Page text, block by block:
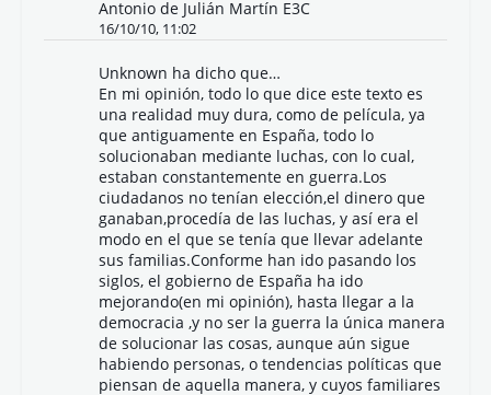
Antonio de Julián Martín E3C
16/10/10, 11:02
Unknown ha dicho que…
En mi opinión, todo lo que dice este texto es
una realidad muy dura, como de película, ya
que antiguamente en España, todo lo
solucionaban mediante luchas, con lo cual,
estaban constantemente en guerra.Los
ciudadanos no tenían elección,el dinero que
ganaban,procedía de las luchas, y así era el
modo en el que se tenía que llevar adelante
sus familias.Conforme han ido pasando los
siglos, el gobierno de España ha ido
mejorando(en mi opinión), hasta llegar a la
democracia ,y no ser la guerra la única manera
de solucionar las cosas, aunque aún sigue
habiendo personas, o tendencias políticas que
piensan de aquella manera, y cuyos familiares